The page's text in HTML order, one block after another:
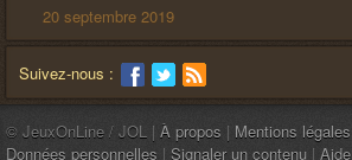
20 septembre 2019
Suivez-nous :
© JeuxOnLine / JOL | À propos | Mentions légales
Données personnelles | Signaler un contenu | Aide